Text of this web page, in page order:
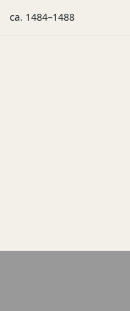
ca. 1484–1488